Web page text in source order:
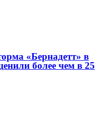
«Бернадетт» в
более чем в 25